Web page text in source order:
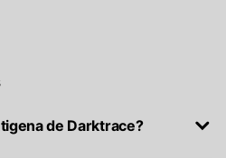
de Darktrace?